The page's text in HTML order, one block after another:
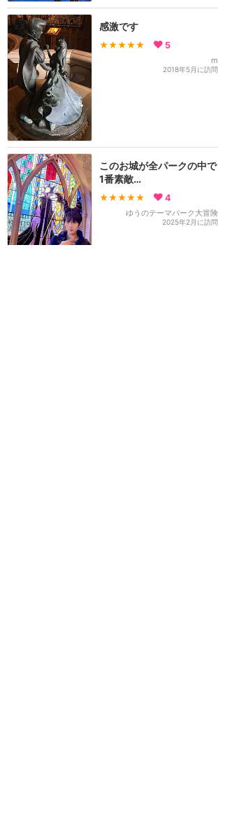
感激です
★★★★★ 5
m
2018年5月に訪問
このお城が全パークの中で
1番素敵…
★★★★★ 4
ゆうのテーマパーク大冒険
2025年2月に訪問